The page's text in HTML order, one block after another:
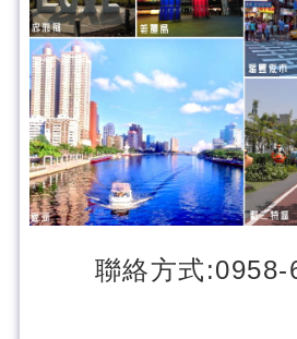
聯絡方式:0958-